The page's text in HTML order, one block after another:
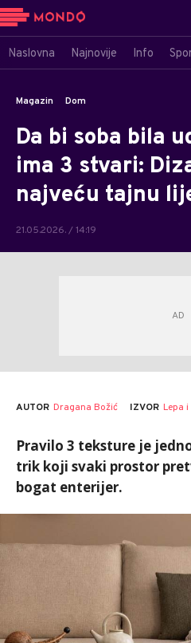
Naslovna Najnovije Info
Magazin Dom
Da bi soba bila
ima 3 stvari:
najveću tajnu
21.05.2026. / 14:19
AUTOR Dragana Božić IZVOR Lepa
Pravilo 3 teksture je
trik koji svaki prostor
bogat enterijer.